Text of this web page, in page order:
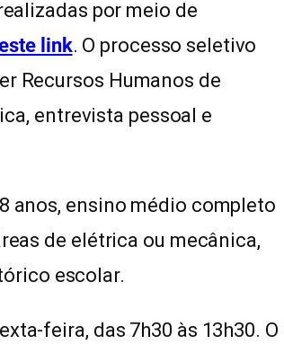
por meio de
link. O processo seletivo
Recursos Humanos de
entrevista pessoal e
anos, ensino médio completo
de elétrica ou mecânica,
escolar.
feira, das 7h30 às 13h30. O